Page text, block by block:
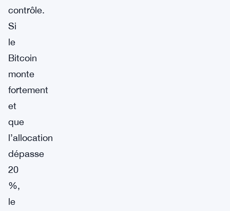
contrôle.
Si
le
Bitcoin
monte
fortement
et
que
l’allocation
dépasse
20
%,
le